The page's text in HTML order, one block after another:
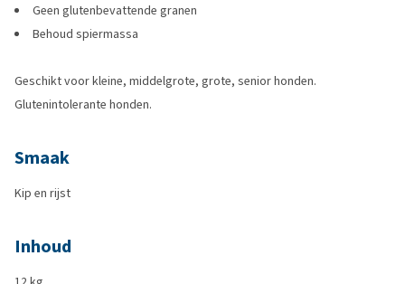
Geen glutenbevattende granen
Behoud spiermassa
Geschikt voor kleine, middelgrote, grote, senior honden.
Glutenintolerante honden.
Smaak
Kip en rijst
Inhoud